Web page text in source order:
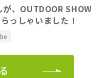
SHOW
っしゃいました！